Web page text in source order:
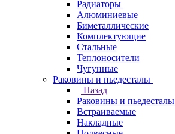
Радиаторы
Алюминиевые
Биметаллические
Комплектующие
Стальные
Теплоносители
Чугунные
Раковины и пьедесталы
Назад
Раковины и пьедесталы
Встраиваемые
Накладные